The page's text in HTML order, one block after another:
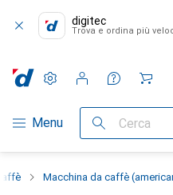
digitec
Trova e ordina più
Categoria Navigazione
Menu Cerca
Impostazioni
Conto cliente
Liste di confronto
Liste dei desideri
Carrello
Macchina da caffè